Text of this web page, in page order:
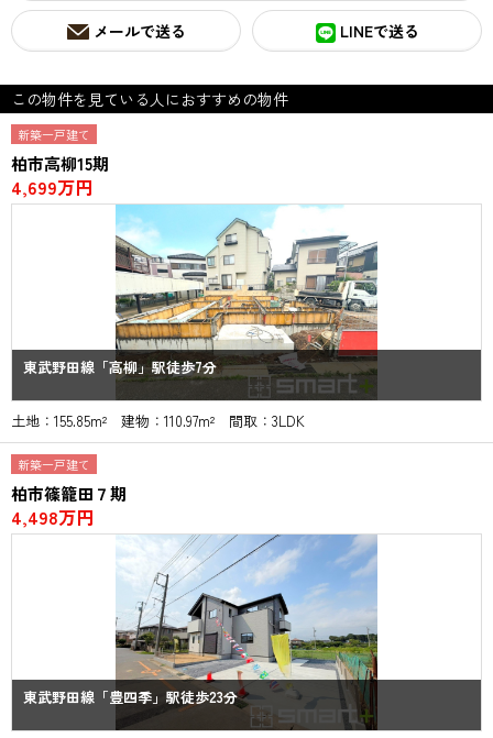
メールで送る LINEで送る
この物件を見ている人におすすめの物件
新築一戸建て
柏市高柳15期
4,699万円
東武野田線「高柳」駅徒歩7分
土地：155.85m² 建物：110.97m² 間取：3LDK
新築一戸建て
柏市篠籠田７期
4,498万円
東武野田線「豊四季」駅徒歩23分